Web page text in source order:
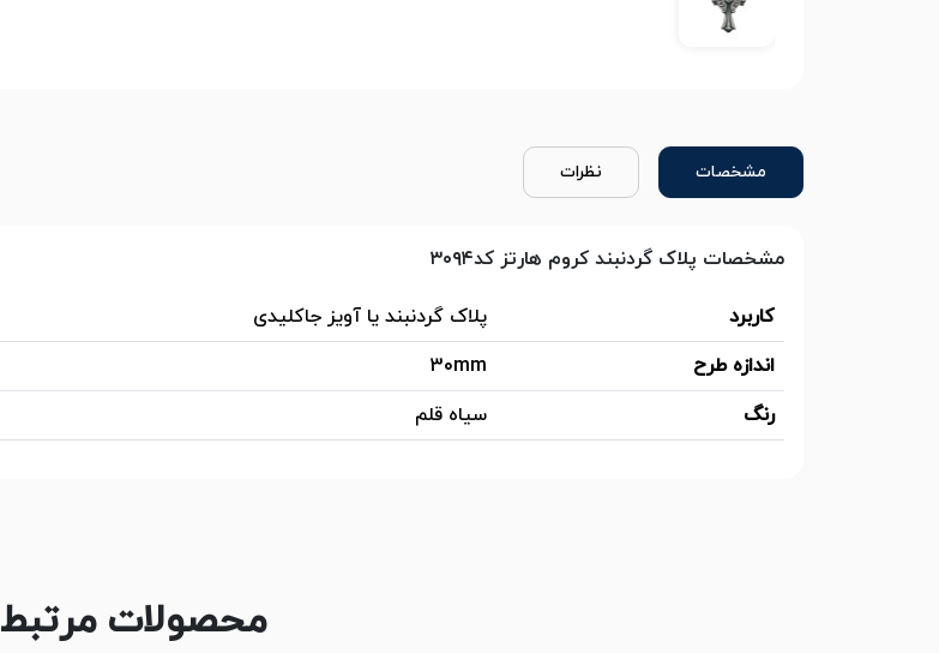
مشخصات نظرات
مشخصات پلاک گردنبند کروم هارتز کد۳۰۹۴
کاربرد
پلاک گردنبند یا آویز جاکلیدی
اندازه طرح
30mm
رنگ
سیاه قلم
محصولات مرتبط